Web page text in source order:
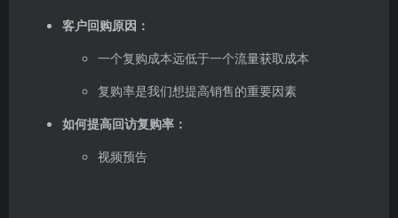
客户回购原因：
一个复购成本远低于一个流量获取成本
复购率是我们想提高销售的重要因素
如何提高回访复购率：
视频预告